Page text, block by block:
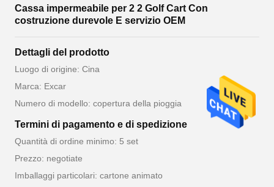
Cassa impermeabile per 2 2 Golf Cart Con
costruzione durevole E servizio OEM
Dettagli del prodotto
Luogo di origine: Cina
Marca: Excar
Numero di modello: copertura della pioggia
Termini di pagamento e di spedizione
Quantità di ordine minimo: 5 set
Prezzo: negotiate
Imballaggi particolari: cartone animato